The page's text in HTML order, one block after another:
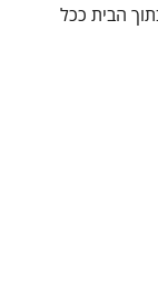
הבית ככל